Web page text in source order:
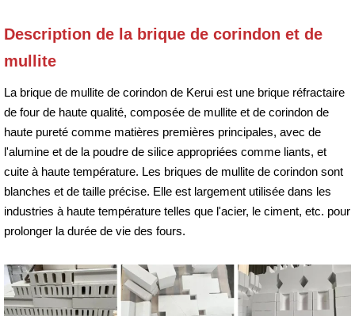
Description de la brique de corindon et de
mullite
La brique de mullite de corindon de Kerui est une brique réfractaire
de four de haute qualité, composée de mullite et de corindon de
haute pureté comme matières premières principales, avec de
l'alumine et de la poudre de silice appropriées comme liants, et
cuite à haute température. Les briques de mullite de corindon sont
blanches et de taille précise. Elle est largement utilisée dans les
industries à haute température telles que l'acier, le ciment, etc. pour
prolonger la durée de vie des fours.